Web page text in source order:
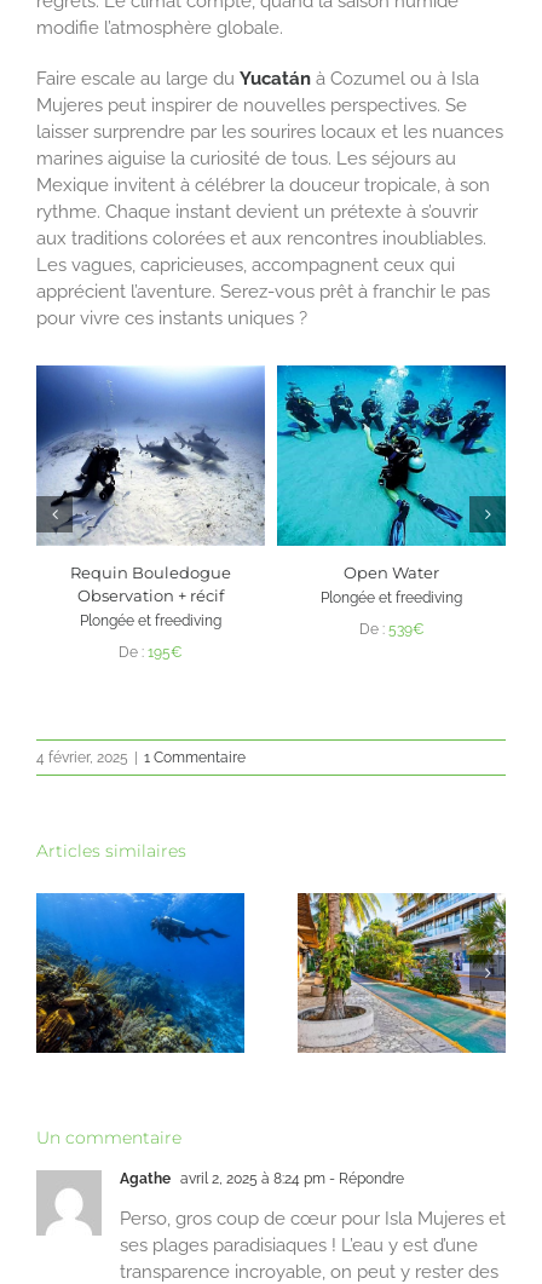
modifie l’atmosphère globale.
Faire escale au large du Yucatán à Cozumel ou à Isla
Mujeres peut inspirer de nouvelles perspectives. Se
laisser surprendre par les sourires locaux et les nuances
marines aiguise la curiosité de tous. Les séjours au
Mexique invitent à célébrer la douceur tropicale, à son
rythme. Chaque instant devient un prétexte à s’ouvrir
aux traditions colorées et aux rencontres inoubliables.
Les vagues, capricieuses, accompagnent ceux qui
apprécient l’aventure. Serez-vous prêt à franchir le pas
pour vivre ces instants uniques ?
Requin Bouledogue
Observation + récif
Plongée et freediving
De : 195€
SELECT OPTIONS
/
DÉTAILS
Open Water
Plongée et freediving
De : 539€
SELECT OPTIONS
/
DÉTAILS
4 février, 2025 | 1 Commentaire
Articles similaires
10 jours au Yucatán :
l’itinéraire idéal
pour un voyage
dépaysant !
Cénotes ouvert ou
rivière souterraine :
quelle excursion
choisir à Playa del
Carmen ?
Un commentaire
Agathe avril 2, 2025 à 8:24 pm - Répondre
Perso, gros coup de cœur pour Isla Mujeres et
ses plages paradisiaques ! L’eau y est d’une
transparence incroyable, on peut y rester des